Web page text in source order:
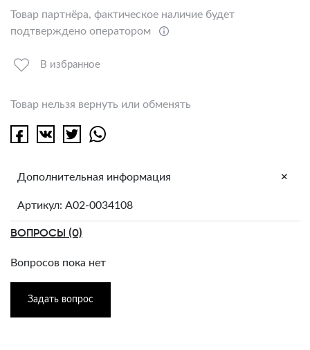
Товар партнёра, фактическое наличие будет
подтверждено оператором
В избранное
Товар нельзя вернуть или обменять
Дополнительная информация +
Артикул: A02-0034108
ВОПРОСЫ (0)
Вопросов пока нет
Задать вопрос